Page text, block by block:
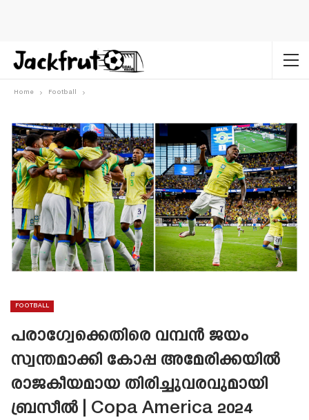
Home Football
FOOTBALL
പരാഗ്വേക്കെതിരെ വമ്പൻ ജയം
സ്വന്തമാക്കി കോപ്പ അമേരിക്കയിൽ
രാജകീയമായ തിരിച്ചുവരവുമായി
ബ്രസീൽ | Copa America 2024